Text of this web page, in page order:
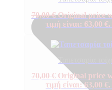
70,00€ Original price
τιμή είναι: 63,00 €.
Ταπετσαρία
70,00€ Original price
τιμή είναι: 63,00 €.